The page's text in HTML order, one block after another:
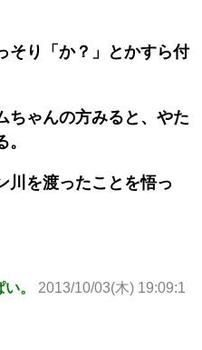
そり「か？」とかすら付
ちゃんの方みると、やた
川を渡ったことを悟っ
。
2013/10/03(木) 19:09:1